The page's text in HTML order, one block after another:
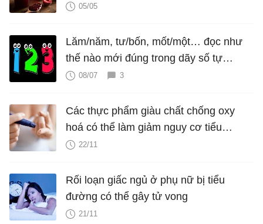
05/05
Lăm/năm, tư/bốn, mốt/một… đọc như
thế nào mới đúng trong dãy số tự
nhiên?
08/07 3
Các thực phẩm giàu chất chống oxy
hoá có thể làm giảm nguy cơ tiểu
đường loại 2
22/11
Rối loạn giấc ngủ ở phụ nữ bị tiểu
đường có thể gây tử vong
21/11